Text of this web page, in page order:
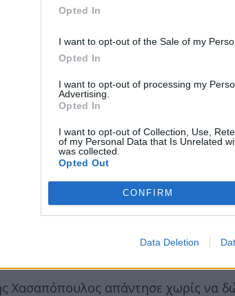
Opted In
I want to opt-out of the Sale of my
Opted In
I want to opt-out of processing my
Advertising.
Opted In
I want to opt-out of Collection, Use,
of my Personal Data that Is Unrelated
was collected.
Opted Out
CONFIRM
Data Deletion
Κωνσταντινίδης:
γενέθλια του γιου
Χασαπόπουλος απάντησε χωρίς να